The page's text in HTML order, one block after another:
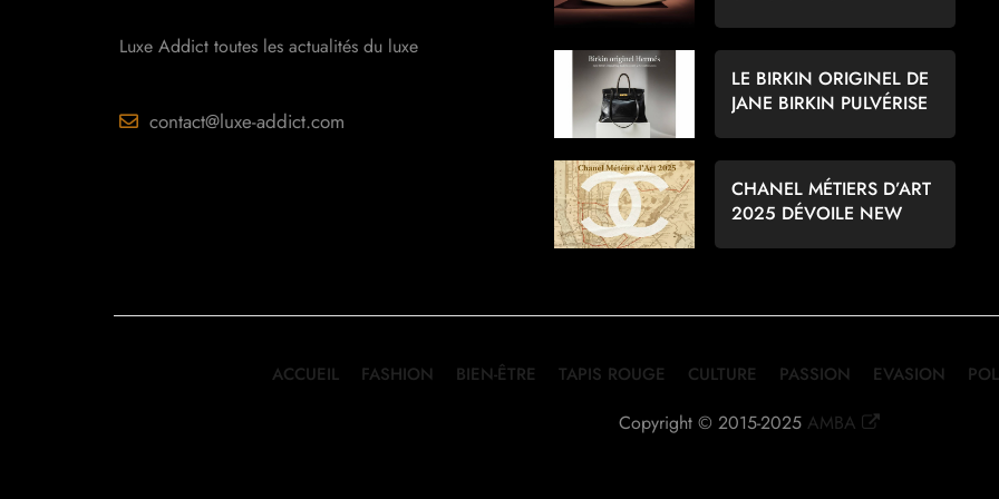
Luxe Addict toutes les actualités du luxe
contact@luxe-addict.com
LE BIRKIN ORIGINEL DE
JANE BIRKIN PULVÉRISE
CHANEL MÉTIERS D’ART
2025 DÉVOILE NEW
ACCUEIL FASHION BIEN-ÊTRE TAPIS ROUGE CULTURE PASSION EVASION
Copyright © 2015-2025 AMBA